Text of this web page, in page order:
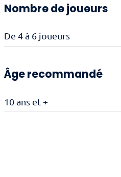
Nombre de joueurs
De 4 à 6 joueurs
Âge recommandé
10 ans et +